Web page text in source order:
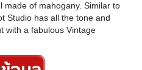
made of mahogany. Similar to
Studio has all the tone and
with a fabulous Vintage